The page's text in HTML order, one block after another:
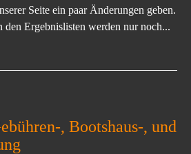
Seite ein paar Änderungen geben.
den Ergebnislisten werden nur noch...
, Bootshaus-, und